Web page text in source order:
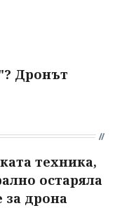
Дронът
техника,
остаряла
за дрона